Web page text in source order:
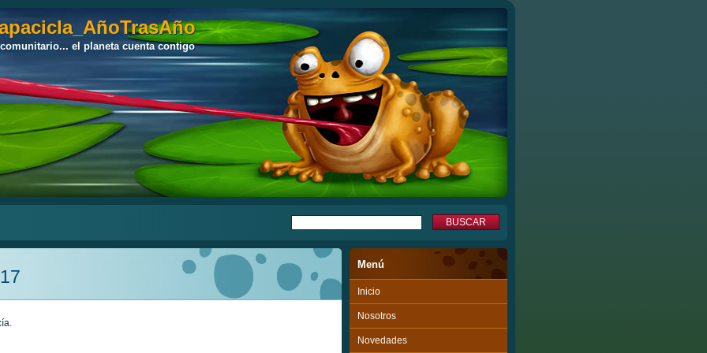
el planeta cuenta contigo
el planeta cuenta contigo
Menú
Inicio
Nosotros
Novedades